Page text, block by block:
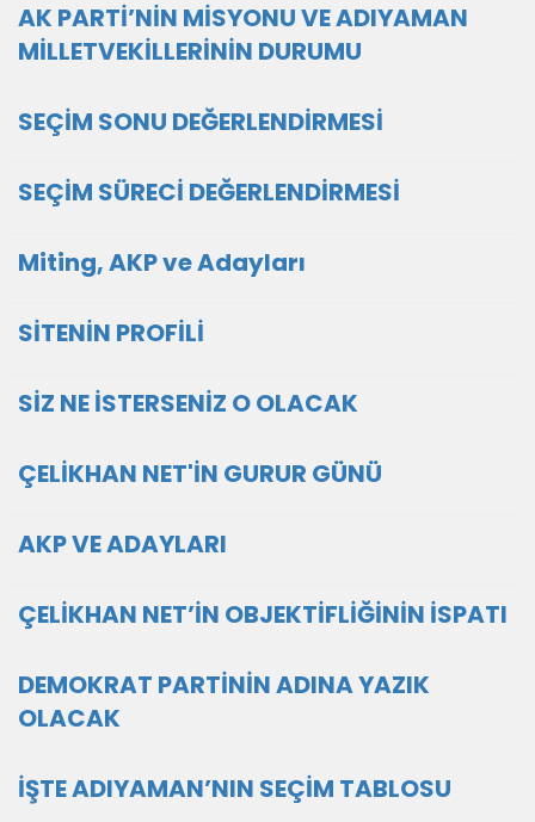
AK PARTİ’NİN MİSYONU VE ADIYAMAN
MİLLETVEKİLLERİNİN DURUMU
SEÇİM SONU DEĞERLENDİRMESİ
SEÇİM SÜRECİ DEĞERLENDİRMESİ
Miting, AKP ve Adayları
SİTENİN PROFİLİ
SİZ NE İSTERSENİZ O OLACAK
ÇELİKHAN NET'İN GURUR GÜNÜ
AKP VE ADAYLARI
ÇELİKHAN NET’İN OBJEKTİFLİĞİNİN İSPATI
DEMOKRAT PARTİNİN ADINA YAZIK
OLACAK
İŞTE ADIYAMAN’NIN SEÇİM TABLOSU